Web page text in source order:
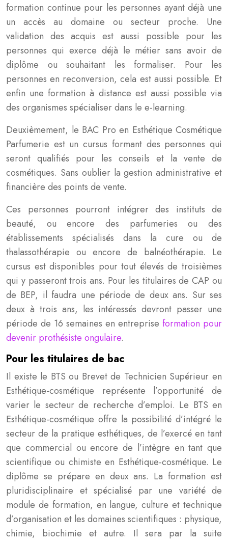
formation continue pour les personnes ayant déjà une
un accès au domaine ou secteur proche. Une
validation des acquis est aussi possible pour les
personnes qui exerce déjà le métier sans avoir de
diplôme ou souhaitant les formaliser. Pour les
personnes en reconversion, cela est aussi possible. Et
enfin une formation à distance est aussi possible via
des organismes spécialiser dans le e-learning.
Deuxièmement, le BAC Pro en Esthétique Cosmétique
Parfumerie est un cursus formant des personnes qui
seront qualifiés pour les conseils et la vente de
cosmétiques. Sans oublier la gestion administrative et
financière des points de vente.
Ces personnes pourront intégrer des instituts de
beauté, ou encore des parfumeries ou des
établissements spécialisés dans la cure ou de
thalassothérapie ou encore de balnéothérapie. Le
cursus est disponibles pour tout élevés de troisièmes
qui y passeront trois ans. Pour les titulaires de CAP ou
de BEP, il faudra une période de deux ans. Sur ses
deux à trois ans, les intéressés devront passer une
période de 16 semaines en entreprise formation pour
devenir prothésiste ongulaire.
Pour les titulaires de bac
Il existe le BTS ou Brevet de Technicien Supérieur en
Esthétique-cosmétique représente l’opportunité de
varier le secteur de recherche d’emploi. Le BTS en
Esthétique-cosmétique offre la possibilité d’intégré le
secteur de la pratique esthétiques, de l’exercé en tant
que commercial ou encore de l’intègre en tant que
scientifique ou chimiste en Esthétique-cosmétique. Le
diplôme se prépare en deux ans. La formation est
pluridisciplinaire et spécialisé par une variété de
module de formation, en langue, culture et technique
d’organisation et les domaines scientifiques : physique,
chimie, biochimie et autre. Il sera par la suite